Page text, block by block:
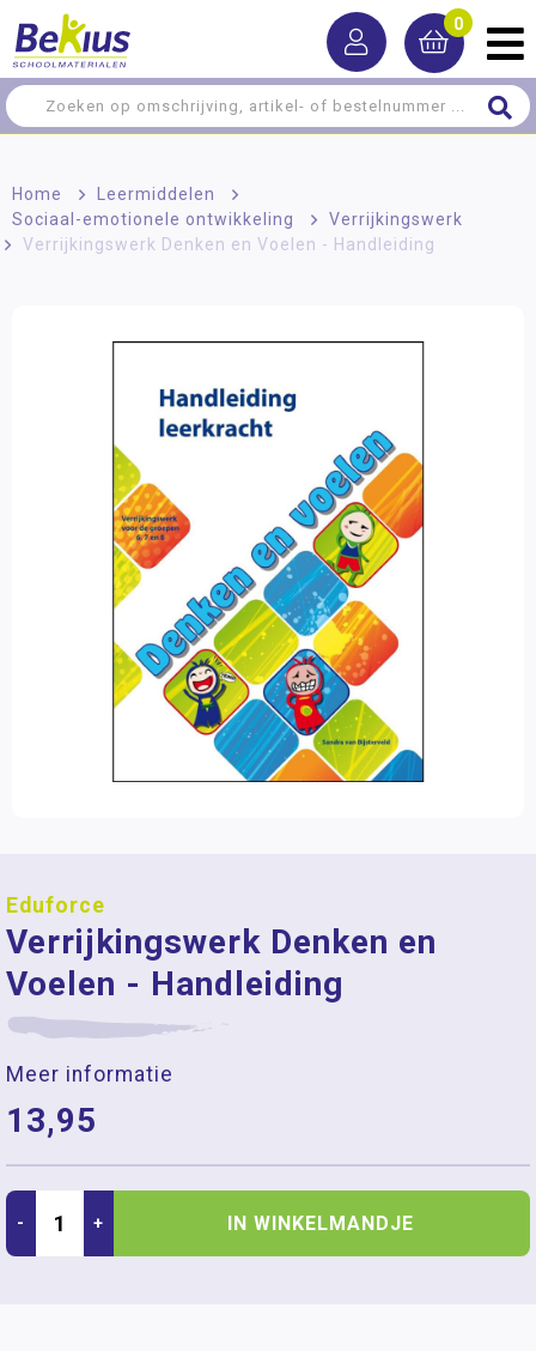
0
Home > Leermiddelen
>
Sociaal-emotionele ontwikkeling
> Verrijkingswerk
Verrijkingswerk Denken en Voelen - Handleiding
Eduforce
Verrijkingswerk Denken en
Voelen - Handleiding
Meer informatie
13,95
- + IN WINKELMANDJE